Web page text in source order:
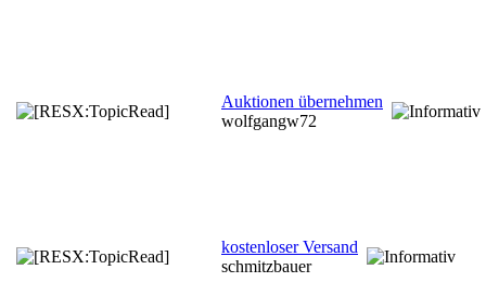
Auktionen übernehmen
wolfgangw72
kostenloser Versand
schmitzbauer